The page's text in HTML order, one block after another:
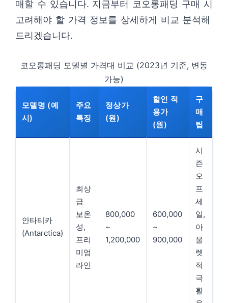
매할 수 있습니다. 지금부터 코오롱패딩 구매 시
고려해야 할 가격 정보를 상세하게 비교 분석해
드리겠습니다.
코오롱패딩 모델별 가격대 비교 (2023년 기준, 변동
가능)
모델명 (예
시)
주요
특징
정상가
(원)
할인 적
용가
(원)
구
매
팁
안타티카
(Antarctica)
최상
급
보온
성,
프리
미엄
라인
800,000
~
1,200,000
600,000
~
900,000
시
즌
오
프
세
일,
아
울
렛
적
극
활